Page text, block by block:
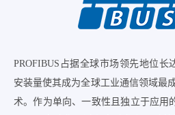
PROFIBUS占据全球市场领先地位长
安装量使其成为全球工业通信领域最
术。作为单向、一致性且独立于应用